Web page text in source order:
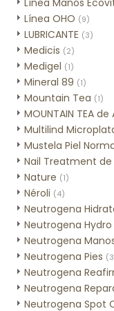
Línea Manos
Línea OHO (9)
LUBRICANTE (3)
Medicis (2)
Medigel (1)
Mineral 89 (1)
Mountain Tea (1)
MOUNTAIN TEA
Multilind
Mustela Piel
Nail Treatment
Nature (1)
Néroli (4)
Neutrogena
Neutrogena
Neutrogena
Neutrogena Pies
Neutrogena
Neutrogena
Neutrogena Spot